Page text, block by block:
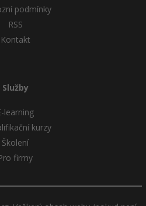
podmínky
RSS
Kontakt
Služby
learning
kurzy
Školení
firmy